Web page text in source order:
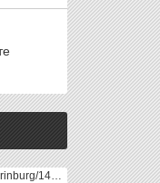
world-weather.ru/pogoda/russia/yekaterinburg/14days/